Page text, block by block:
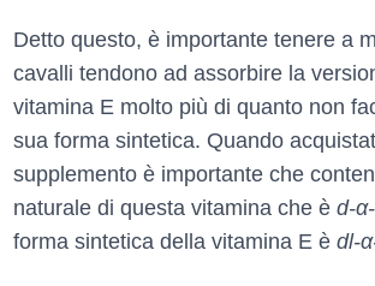
Detto questo, è importante tenere a
cavalli tendono ad assorbire la
vitamina E molto più di quanto non
sua forma sintetica. Quando
supplemento è importante che
naturale di questa vitamina che è d-
forma sintetica della vitamina E è dl-